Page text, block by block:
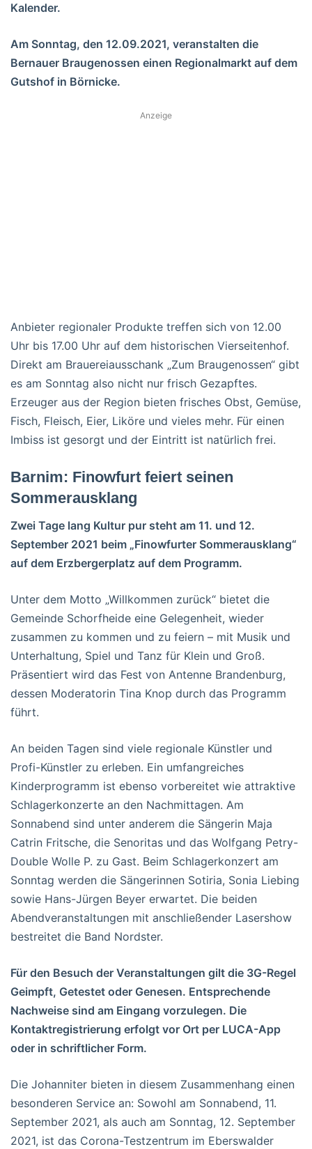
Kalender.
Am Sonntag, den 12.09.2021, veranstalten die
Bernauer Braugenossen einen Regionalmarkt auf dem
Gutshof in Börnicke.
Anzeige
Anbieter regionaler Produkte treffen sich von 12.00
Uhr bis 17.00 Uhr auf dem historischen Vierseitenhof.
Direkt am Brauereiausschank „Zum Braugenossen“ gibt
es am Sonntag also nicht nur frisch Gezapftes.
Erzeuger aus der Region bieten frisches Obst, Gemüse,
Fisch, Fleisch, Eier, Liköre und vieles mehr. Für einen
Imbiss ist gesorgt und der Eintritt ist natürlich frei.
Barnim: Finowfurt feiert seinen
Sommerausklang
Zwei Tage lang Kultur pur steht am 11. und 12.
September 2021 beim „Finowfurter Sommerausklang“
auf dem Erzbergerplatz auf dem Programm.
Unter dem Motto „Willkommen zurück“ bietet die
Gemeinde Schorfheide eine Gelegenheit, wieder
zusammen zu kommen und zu feiern – mit Musik und
Unterhaltung, Spiel und Tanz für Klein und Groß.
Präsentiert wird das Fest von Antenne Brandenburg,
dessen Moderatorin Tina Knop durch das Programm
führt.
An beiden Tagen sind viele regionale Künstler und
Profi-Künstler zu erleben. Ein umfangreiches
Kinderprogramm ist ebenso vorbereitet wie attraktive
Schlagerkonzerte an den Nachmittagen. Am
Sonnabend sind unter anderem die Sängerin Maja
Catrin Fritsche, die Senoritas und das Wolfgang Petry-
Double Wolle P. zu Gast. Beim Schlagerkonzert am
Sonntag werden die Sängerinnen Sotiria, Sonia Liebing
sowie Hans-Jürgen Beyer erwartet. Die beiden
Abendveranstaltungen mit anschließender Lasershow
bestreitet die Band Nordster.
Für den Besuch der Veranstaltungen gilt die 3G-Regel
Geimpft, Getestet oder Genesen. Entsprechende
Nachweise sind am Eingang vorzulegen. Die
Kontaktregistrierung erfolgt vor Ort per LUCA-App
oder in schriftlicher Form.
Die Johanniter bieten in diesem Zusammenhang einen
besonderen Service an: Sowohl am Sonnabend, 11.
September 2021, als auch am Sonntag, 12. September
2021, ist das Corona-Testzentrum im Eberswalder